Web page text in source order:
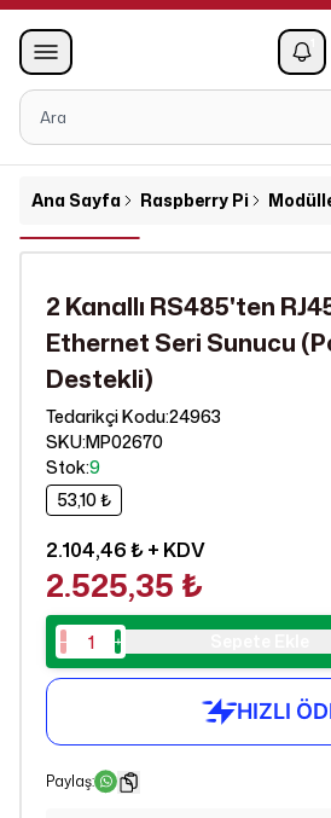
Ana Sayfa Raspberry Pi
2 Kanallı RS485'ten
Ethernet Seri Sunucu
Destekli)
Tedarikçi Kodu:24963
SKU:MP02670
Stok:9
53,10 ₺
2.104,46 ₺+ KDV
2.525,35 ₺
Paylaş: